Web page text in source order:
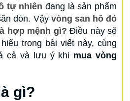
tự nhiên đang là sản phẩm
đón. Vậy vòng san hô đỏ
hợp mệnh gì? Điều này sẽ
trong bài viết này, cùng
cả và lưu ý khi mua vòng
gì?